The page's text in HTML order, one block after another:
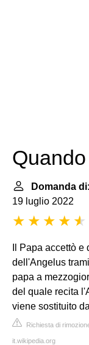
Domanda
19 luglio 2022
Il Papa accettò
dell'Angelus
papa a
del quale recita
viene sostituito
Richiesta di
it.wikipedia.org